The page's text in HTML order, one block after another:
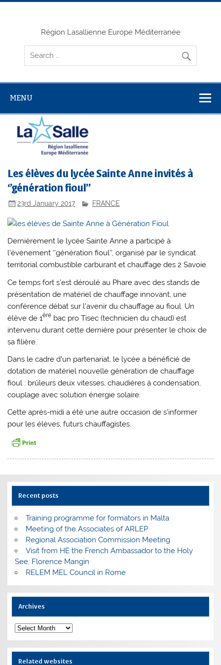
Skip
Région Lasallienne Europe Méditerranée
MENU
Les élèves du lycée Sainte Anne invités à
‘’génération fioul’’
23rd January 2017 FRANCE
Dernièrement le lycée Sainte Anne a participé à
l’évènement ‘’génération fioul’’, organisé par le syndicat
territorial combustible carburant et chauffage des 2 Savoie.
Ce temps fort s’est déroulé au Phare avec des stands de
présentation de matériel de chauffage innovant, une
conférence débat sur l’avenir du chauffage au fioul. Un
élève de 1ère bac pro Tisec (technicien du chaud) est
intervenu durant cette dernière pour présenter le choix de
sa filière.
Dans le cadre d’un partenariat, le lycée a bénéficié de
dotation de matériel nouvelle génération de chauffage
fioul : brûleurs deux vitesses, chaudières à condensation,
couplage avec solution énergie solaire.
Cette après-midi a été une autre occasion de s’informer
pour les élèves, futurs chauffagistes.
Recent posts
Training programme for formators in Malta
Meeting of the Associates of ARLEP
Regional Association Commission Meeting
Visit from HE the French Ambassador to the Holy
See, Florence Mangin
RELEM MEL Council in Rome
Archives
Archives
Related websites